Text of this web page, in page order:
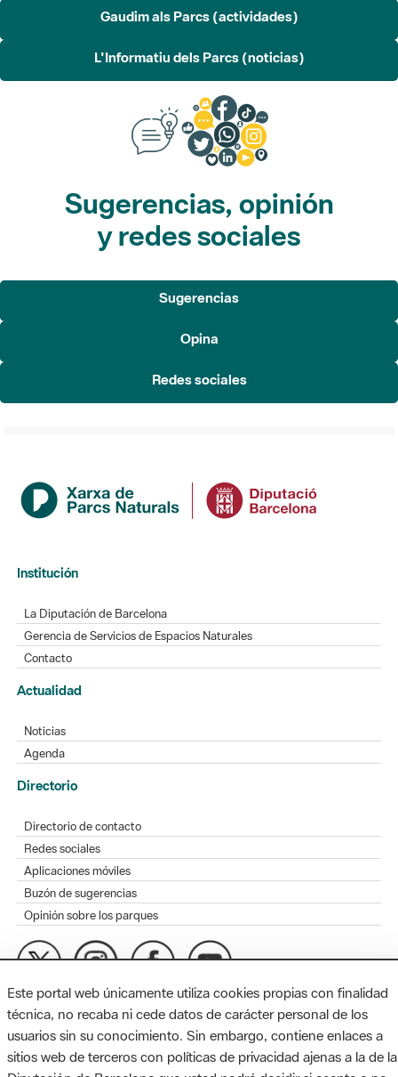
Gaudim als Parcs (actividades)
L'Informatiu dels Parcs (noticias)
Sugerencias, opinión
y redes sociales
Sugerencias
Opina
Redes sociales
Institución
La Diputación de Barcelona
Gerencia de Servicios de Espacios Naturales
Contacto
Actualidad
Noticias
Agenda
Directorio
Directorio de contacto
Redes sociales
Aplicaciones móviles
Buzón de sugerencias
Opinión sobre los parques
MAPA WEB AVISO LEGAL ACCESIBILIDAD
Diputación de Barcelona. Edifici Llacuna, 1a planta. Badajoz, 49.
08005 Barcelona. Tel. 934 022 428 / xarxaparcs@diba.cat
Este portal web únicamente utiliza cookies propias con finalidad
técnica, no recaba ni cede datos de carácter personal de los
usuarios sin su conocimiento. Sin embargo, contiene enlaces a
sitios web de terceros con políticas de privacidad ajenas a la de la